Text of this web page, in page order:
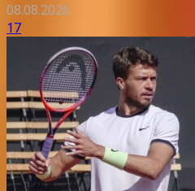
08.08.2026
17